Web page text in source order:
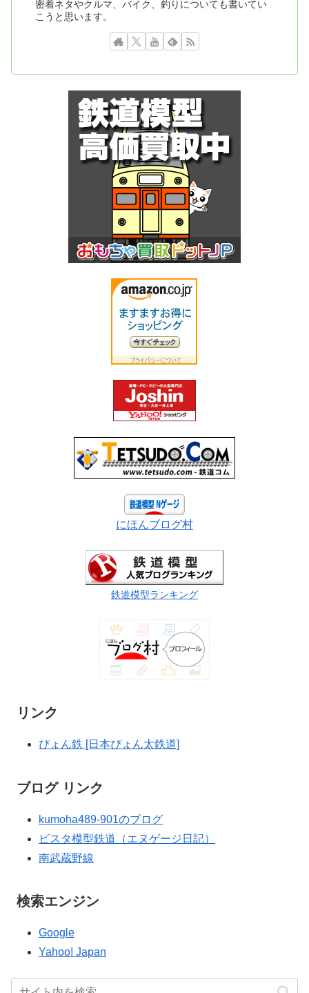
密着ネタやクルマ、バイク、釣りについても書いてい
こうと思います。
にほんブログ村
鉄道模型ランキング
リンク
ぴょん鉄 [日本ぴょん太鉄道]
ブログ リンク
kumoha489-901のブログ
ビスタ模型鉄道（エヌゲージ日記）
南武蔵野線
検索エンジン
Google
Yahoo! Japan